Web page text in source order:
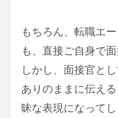
もちろん、転職エ
も、直接ご自身で
しかし、面接官と
ありのままに伝え
昧な表現になって